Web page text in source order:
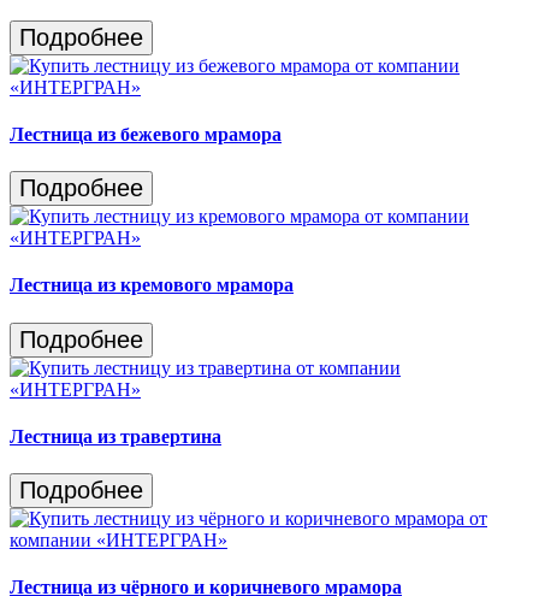
Подробнее
Лестница из бежевого мрамора
Подробнее
Лестница из кремового мрамора
Подробнее
Лестница из травертина
Подробнее
Лестница из чёрного и коричневого мрамора